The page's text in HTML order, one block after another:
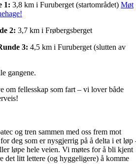
1: 3,8 km i Furuberget (startområdet) Møt
2: 3,7 km i Frøbergsberget
3: 4,5 km i Furuberget (slutten av
gangene.
om fellesskap som fart – vi lover både
og tren sammen med oss frem mot
deg som er nysgjerrig på å delta i et løp
løpe hele veien. Vi møtes for å bli kjent
det litt lettere (og hyggeligere) å komme